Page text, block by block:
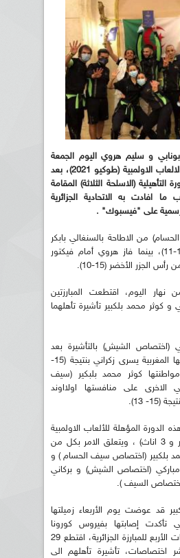
بونابي و سليم هروي اليوم الجمعة
تأشيرة تأهلهما لدورة الالعاب الاولمبية (طوكيو 2021)، بعد
التأهيلية (الاسلحة الثلاثة) المقامة
افادت به الاتحادية الجزائرية
على "فيسبوك" .
من الاطاحة بالسنغالي بابكر
صديخ كايتا بنتيجة (15-11)، بينما فاز هروي أمام فيكتور
الجزر الأخضر (15-10).
اليوم، اقتطعت المبارزتين
و كوثر محمد بلكبير تأشيرة تأهلهما
(اختصاص الشيش) بالتأشيرة بعد
تجاوزها لعقبة منافستها المغربية يسرى زكراني بنتيجة (15-
كوثر محمد بلبكير (سيف
الاخرى على منافستها اولااوند
13).
الدورة المؤهلة للألعاب الاولمبية
بستة رياضيين (3 ذكور و 3 اناث) ، ويتعلق الامر بكل من
بلكبير (اختصاص سيف الحسام ) و
(اختصاص الشيش) و بركاني
السيف ).
قد عوضت يوم الأربعاء زميلتها
تأكدت إصابتها بفيروس كورونا
وبالإضافة الى التأشيرات الأربع للمبارزة الجزائرية، اقتطع 29
اختصاصات، تأشيرة تأهلهم الى